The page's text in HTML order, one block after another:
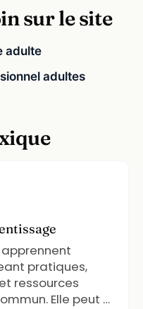
sur le site
adulte
adultes
pratiques,
ressources
Elle peut …